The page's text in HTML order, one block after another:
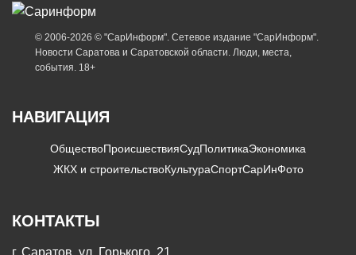
© 2006-2026 © "СарИнформ". Сетевое издание "СарИнформ".
Новости Саратова и Саратовской области. Люди, места,
события. 18+
НАВИГАЦИЯ
ОбществоПроисшествияСудПолитикаЭкономика
ЖКХ и строительствоКультураСпортСарИнФото
КОНТАКТЫ
г. Саратов, ул. Горького, 21